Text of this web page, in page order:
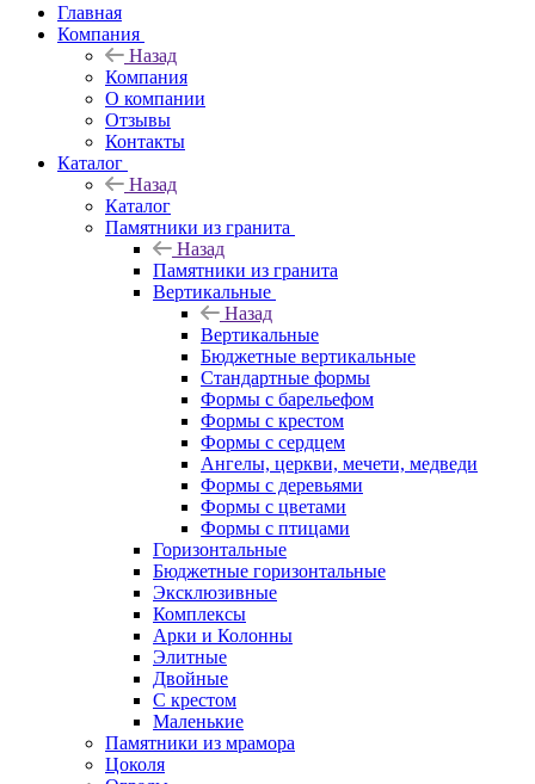
Главная
Компания
Назад
Компания
О компании
Отзывы
Контакты
Каталог
Назад
Каталог
Памятники из гранита
Назад
Памятники из гранита
Вертикальные
Назад
Вертикальные
Бюджетные вертикальные
Стандартные формы
Формы с барельефом
Формы с крестом
Формы с сердцем
Ангелы, церкви, мечети, медведи
Формы с деревьями
Формы с цветами
Формы с птицами
Горизонтальные
Бюджетные горизонтальные
Эксклюзивные
Комплексы
Арки и Колонны
Элитные
Двойные
С крестом
Маленькие
Памятники из мрамора
Цоколя